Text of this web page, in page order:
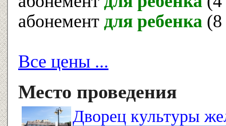
абонемент для ребенка
Все цены ...
Место проведения
Дворец культуры